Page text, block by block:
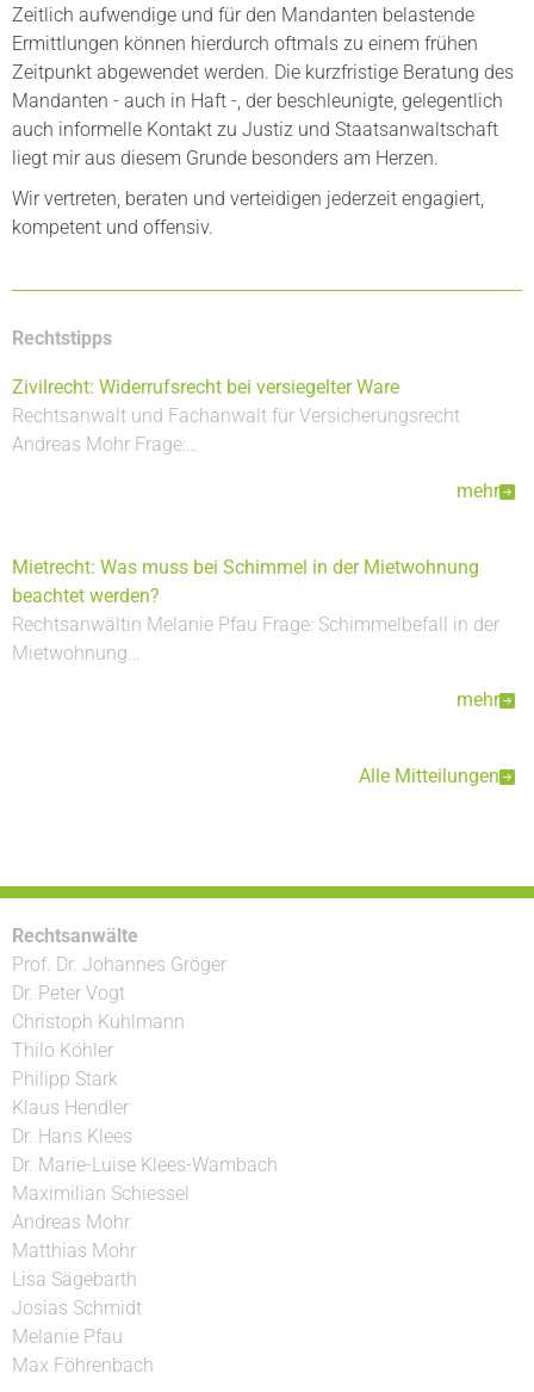
Rechtstipps
Zivilrecht: Widerrufsrecht bei versiegelter Ware
Rechtsanwalt und Fachanwalt für Versicherungsrecht
Andreas Mohr Frage:…
mehr
Mietrecht: Was muss bei Schimmel in der Mietwohnung
beachtet werden?
Rechtsanwältin Melanie Pfau Frage: Schimmelbefall in der
Mietwohnung…
mehr
Alle Mitteilungen
Zeitlich aufwendige und für den Mandanten belastende
Ermittlungen können hierdurch oftmals zu einem frühen
Zeitpunkt abgewendet werden. Die kurzfristige Beratung des
Mandanten - auch in Haft -, der beschleunigte, gelegentlich
auch informelle Kontakt zu Justiz und Staatsanwaltschaft
liegt mir aus diesem Grunde besonders am Herzen.
Wir vertreten, beraten und verteidigen jederzeit engagiert,
kompetent und offensiv.
Rechtsanwälte
Prof. Dr. Johannes Gröger
Dr. Peter Vogt
Christoph Kuhlmann
Thilo Köhler
Philipp Stark
Klaus Hendler
Dr. Hans Klees
Dr. Marie-Luise Klees-Wambach
Maximilian Schiessel
Andreas Mohr
Matthias Mohr
Lisa Sägebarth
Josias Schmidt
Melanie Pfau
Max Föhrenbach